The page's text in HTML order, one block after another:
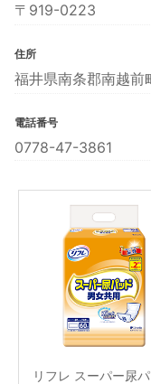
〒919-0223
住所
福井県南条郡南越
電話番号
0778-47-3861
リフレ スーパー尿